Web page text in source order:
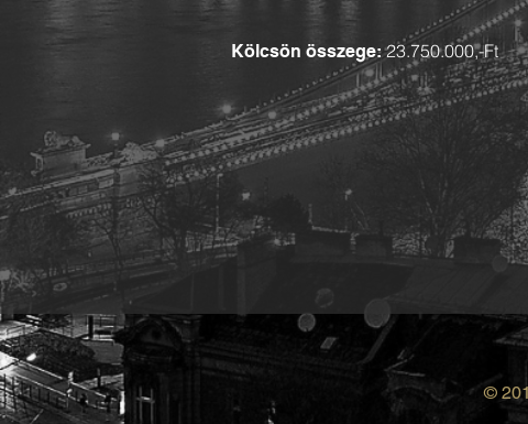
Kölcsön összege:23.750.000,-Ft
©